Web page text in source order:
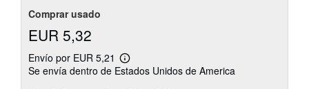
Comprar usado
EUR 5,32
Envío por EUR 5,21
Más
información
Se envía dentro de Estados Unidos de America